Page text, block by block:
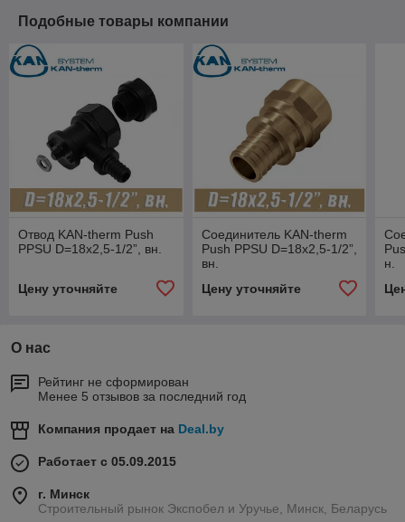
Подобные товары компании
Отвод KAN-therm Push
PPSU D=18x2,5-1/2”, вн.
Цену уточняйте
Соединитель KAN-therm
Push PPSU D=18x2,5-1/2”,
вн.
Цену уточняйте
н.
О нас
Рейтинг не сформирован
Менее 5 отзывов за последний год
Компания продает на Deal.by
Работает с 05.09.2015
г. Минск
Строительный рынок Экспобел и Уручье, Минск, Беларусь